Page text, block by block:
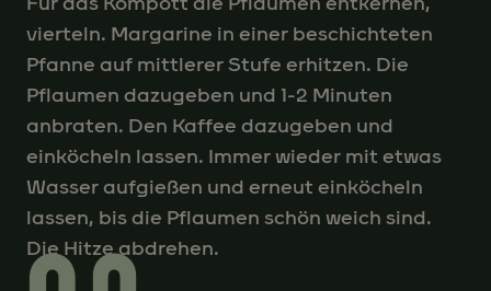
vierteln. Margarine in einer beschichteten
Pfanne auf mittlerer Stufe erhitzen. Die
Pflaumen dazugeben und 1-2 Minuten
anbraten. Den Kaffee dazugeben und
einköcheln lassen. Immer wieder mit etwas
Wasser aufgießen und erneut einköcheln
lassen, bis die Pflaumen schön weich sind.
Die Hitze abdrehen.